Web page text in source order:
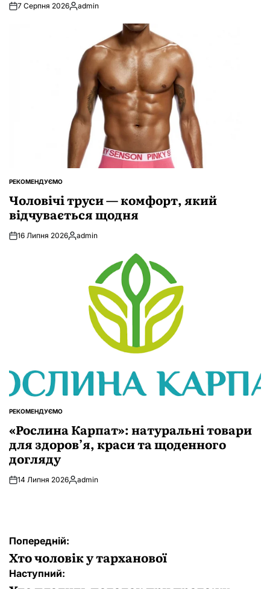
7 Серпня 2026Опубліковано
admin
ОПУБЛІКУВАТИ
РЕКОМЕНДУЄМО
Чоловічі труси — комфорт, який
відчувається щодня
16 Липня 2026Опубліковано
admin
ОПУБЛІКУВАТИ
РЕКОМЕНДУЄМО
«Рослина Карпат»: натуральні товари
для здоров’я, краси та щоденного
догляду
14 Липня 2026Опубліковано
admin
Навігація
записів
Попередній:
Хто чоловік у тарханової
Наступний: